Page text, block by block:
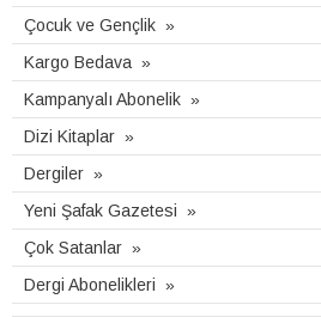
Çocuk ve Gençlik
Kargo Bedava
Kampanyalı Abonelik
Dizi Kitaplar
Dergiler
Yeni Şafak Gazetesi
Çok Satanlar
Dergi Abonelikleri